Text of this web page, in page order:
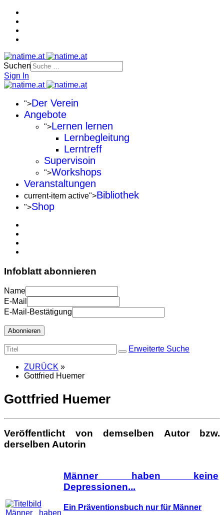
Suchen
Sign In
">Der Verein
Angebote
">Lernen lernen
Lernbegleitung
Lerntreff
Supervisoin
">Workshops
Veranstaltungen
current-item active">Bibliothek
">Shop
Infoblatt abonnieren
Name
E-Mail
E-Mail-Bestätigung
Abonnieren
Erweiterte Suche
ZURÜCK »
Gottfried Huemer
Gottfried Huemer
Veröffentlicht von demselben Autor bzw.
derselben Autorin
Männer haben keine
Depressionen...
Ein Präventionsbuch nur für Männer